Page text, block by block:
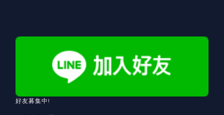
好友募集中!